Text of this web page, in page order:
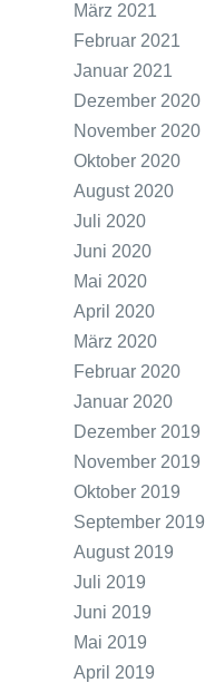
März 2021
Februar 2021
Januar 2021
Dezember 2020
November 2020
Oktober 2020
August 2020
Juli 2020
Juni 2020
Mai 2020
April 2020
März 2020
Februar 2020
Januar 2020
Dezember 2019
November 2019
Oktober 2019
September 2019
August 2019
Juli 2019
Juni 2019
Mai 2019
April 2019